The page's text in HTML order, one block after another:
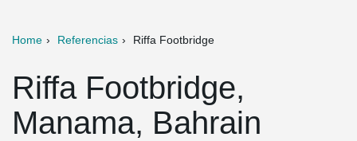
Home Referencias Riffa Footbridge
Riffa Footbridge,
Manama, Bahrain